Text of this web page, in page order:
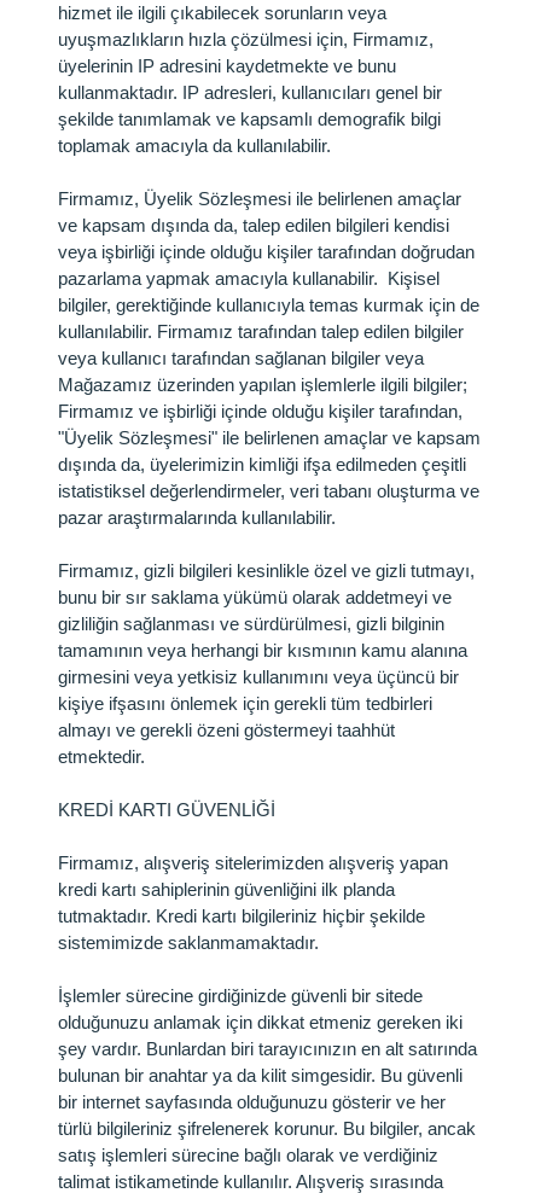
hizmet ile ilgili çıkabilecek sorunların veya
uyuşmazlıkların hızla çözülmesi için, Firmamız,
üyelerinin IP adresini kaydetmekte ve bunu
kullanmaktadır. IP adresleri, kullanıcıları genel bir
şekilde tanımlamak ve kapsamlı demografik bilgi
toplamak amacıyla da kullanılabilir.
Firmamız, Üyelik Sözleşmesi ile belirlenen amaçlar
ve kapsam dışında da, talep edilen bilgileri kendisi
veya işbirliği içinde olduğu kişiler tarafından doğrudan
pazarlama yapmak amacıyla kullanabilir. Kişisel
bilgiler, gerektiğinde kullanıcıyla temas kurmak için de
kullanılabilir. Firmamız tarafından talep edilen bilgiler
veya kullanıcı tarafından sağlanan bilgiler veya
Mağazamız üzerinden yapılan işlemlerle ilgili bilgiler;
Firmamız ve işbirliği içinde olduğu kişiler tarafından,
"Üyelik Sözleşmesi" ile belirlenen amaçlar ve kapsam
dışında da, üyelerimizin kimliği ifşa edilmeden çeşitli
istatistiksel değerlendirmeler, veri tabanı oluşturma ve
pazar araştırmalarında kullanılabilir.
Firmamız, gizli bilgileri kesinlikle özel ve gizli tutmayı,
bunu bir sır saklama yükümü olarak addetmeyi ve
gizliliğin sağlanması ve sürdürülmesi, gizli bilginin
tamamının veya herhangi bir kısmının kamu alanına
girmesini veya yetkisiz kullanımını veya üçüncü bir
kişiye ifşasını önlemek için gerekli tüm tedbirleri
almayı ve gerekli özeni göstermeyi taahhüt
etmektedir.
KREDİ KARTI GÜVENLİĞİ
Firmamız, alışveriş sitelerimizden alışveriş yapan
kredi kartı sahiplerinin güvenliğini ilk planda
tutmaktadır. Kredi kartı bilgileriniz hiçbir şekilde
sistemimizde saklanmamaktadır.
İşlemler sürecine girdiğinizde güvenli bir sitede
olduğunuzu anlamak için dikkat etmeniz gereken iki
şey vardır. Bunlardan biri tarayıcınızın en alt satırında
bulunan bir anahtar ya da kilit simgesidir. Bu güvenli
bir internet sayfasında olduğunuzu gösterir ve her
türlü bilgileriniz şifrelenerek korunur. Bu bilgiler, ancak
satış işlemleri sürecine bağlı olarak ve verdiğiniz
talimat istikametinde kullanılır. Alışveriş sırasında